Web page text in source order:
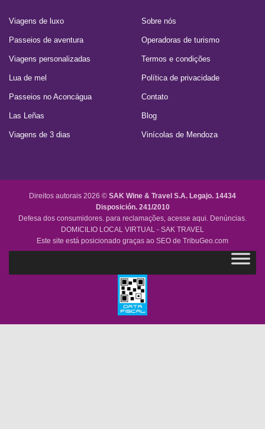
Viagens de luxo
Passeios de aventura
Viagens personalizadas
Lua de mel
Passeios no Aconcágua
Las Leñas
Viagens de 3 dias
Sobre nós
Operadoras de turismo
Termos e condições
Política de privacidade
Contato
Blog
Vinícolas de Mendoza
Direitos autorais 2026 © SAK Wine & Travel S.A. Legajo. 14434
Disposición. 241/2010
Defesa dos consumidores. para reclamações, acesse aqui. Denúncias.
DOMICILIO LOCAL VIRTUAL - SAK TRAVEL
Este site está posicionado graças ao SEO de TribuGeo.com